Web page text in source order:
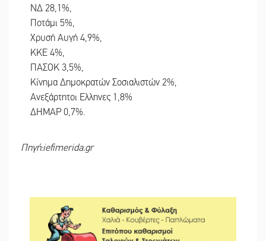
ΝΔ 28,1%,
Ποτάμι 5%,
Χρυσή Αυγή 4,9%,
ΚΚΕ 4%,
ΠΑΣΟΚ 3,5%,
Κίνημα Δημοκρατών Σοσιαλιστών 2%,
Ανεξάρτητοι Ελληνες 1,8%
ΔΗΜΑΡ 0,7%.
Πηγή:iefimerida.gr